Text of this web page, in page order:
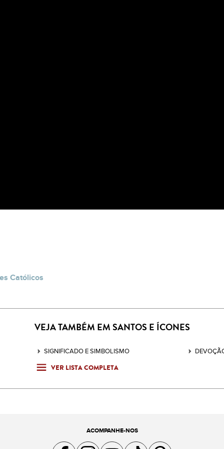
Católicos
VEJA TAMBÉM EM SANTOS E ÍCONES
SIGNIFICADO E SIMBOLISMO
VER LISTA COMPLETA
ACOMPANHE-NOS